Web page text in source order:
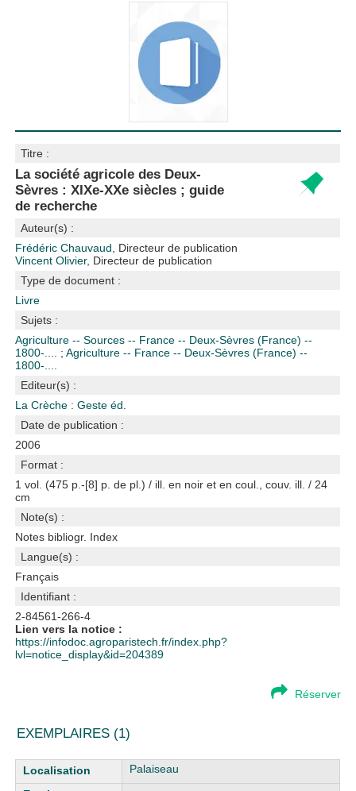
Titre :
La société agricole des Deux-
Sèvres : XIXe-XXe siècles ; guide
de recherche
Auteur(s) :
Frédéric Chauvaud , Directeur de publication
Vincent Olivier, Directeur de publication
Type de document :
Livre
Sujets :
Agriculture -- Sources -- France -- Deux-Sèvres (France) --
1800-.... ;Agriculture -- France -- Deux-Sèvres (France) --
1800-....
Editeur(s) :
La Crèche : Geste éd.
Date de publication :
2006
Format :
1 vol. (475 p.-[8] p. de pl.) / ill. en noir et en coul., couv. ill. / 24
cm
Note(s) :
Notes bibliogr. Index
Langue(s) :
Français
Identifiant :
2-84561-266-4
Lien vers la notice :
https://infodoc.agroparistech.fr/index.php?
lvl=notice_display&id=204389
Réserver
EXEMPLAIRES (1)
Liste des exemplaires Palaiseau